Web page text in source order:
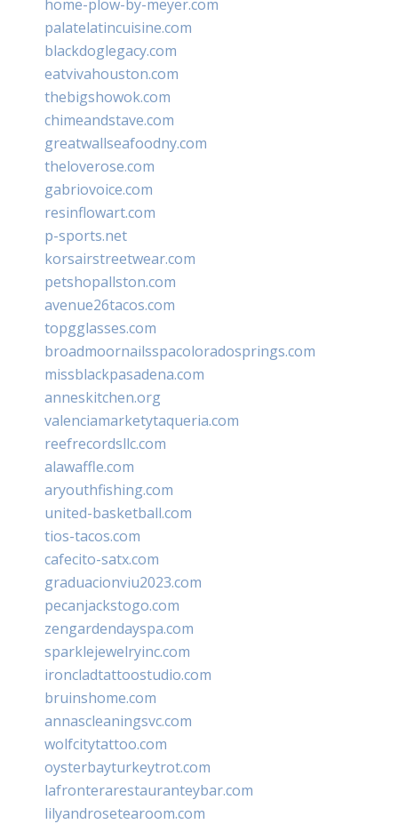
home-plow-by-meyer.com
palatelatincuisine.com
blackdoglegacy.com
eatvivahouston.com
thebigshowok.com
chimeandstave.com
greatwallseafoodny.com
theloverose.com
gabriovoice.com
resinflowart.com
p-sports.net
korsairstreetwear.com
petshopallston.com
avenue26tacos.com
topgglasses.com
broadmoornailsspacoloradosprings.com
missblackpasadena.com
anneskitchen.org
valenciamarketytaqueria.com
reefrecordsllc.com
alawaffle.com
aryouthfishing.com
united-basketball.com
tios-tacos.com
cafecito-satx.com
graduacionviu2023.com
pecanjackstogo.com
zengardendayspa.com
sparklejewelryinc.com
ironcladtattoostudio.com
bruinshome.com
annascleaningsvc.com
wolfcitytattoo.com
oysterbayturkeytrot.com
lafronterarestauranteybar.com
lilyandrosetearoom.com